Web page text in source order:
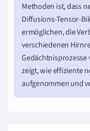
Methoden ist, dass
Diffusions-Tensor-
ermöglichen, die
verschiedenen
zeigt, wie effiziente
aufgenommen und